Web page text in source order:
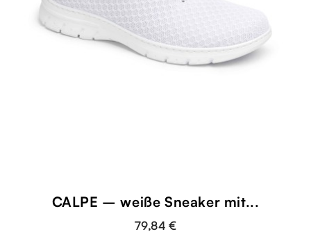
CALPE – weiße Sneaker mit...
79,84 €